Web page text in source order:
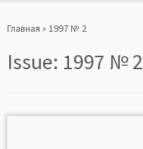
toГлавная » 1997 № 2
Issue: 1997 № 2